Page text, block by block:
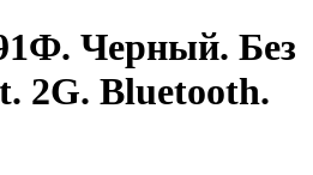
Черный. Без
2G. Bluetooth.